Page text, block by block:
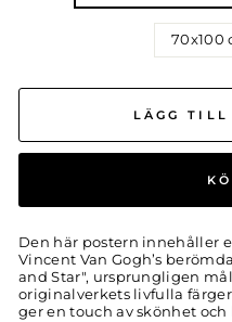
70x100
LÄGG
Den här postern innehåller
Vincent Van Gogh’s
and Star", ursprungligen
originalverkets livfulla
ger en touch av skönhet